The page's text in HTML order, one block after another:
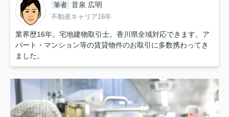
筆者 音泉 広明
不動産キャリア16年
業界歴16年。宅地建物取引士。香川県全域対応できます。ア
パート・マンション等の賃貸物件のお取引に多数携わってき
ました。